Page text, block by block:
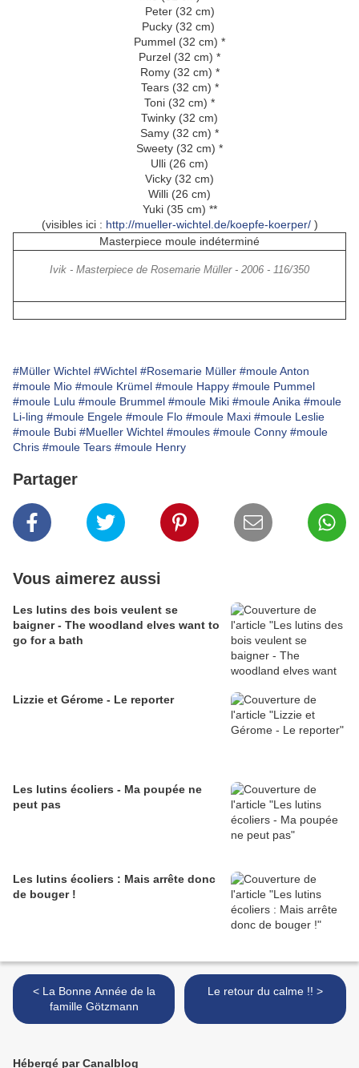
Peter (32 cm)
Pucky (32 cm)
Pummel (32 cm) *
Purzel (32 cm) *
Romy (32 cm) *
Tears (32 cm) *
Toni (32 cm) *
Twinky (32 cm)
Samy (32 cm) *
Sweety (32 cm) *
Ulli (26 cm)
Vicky (32 cm)
Willi (26 cm)
Yuki (35 cm) **
(visibles ici : http://mueller-wichtel.de/koepfe-koerper/)
Masterpiece moule indéterminé
Ivik - Masterpiece de Rosemarie Müller - 2006 - 116/350
#Müller Wichtel #Wichtel #Rosemarie Müller #moule Anton
#moule Mio #moule Krümel #moule Happy #moule Pummel
#moule Lulu #moule Brummel #moule Miki #moule Anika #moule
Li-ling #moule Engele #moule Flo #moule Maxi #moule Leslie
#moule Bubi #Mueller Wichtel #moules #moule Conny #moule
Chris #moule Tears #moule Henry
Partager
Vous aimerez aussi
Les lutins des bois veulent se
baigner - The woodland elves want to
go for a bath
Lizzie et Gérome - Le reporter
Les lutins écoliers - Ma poupée ne
peut pas
Les lutins écoliers : Mais arrête donc
de bouger !
< La Bonne Année de la
famille Götzmann
Le retour du calme !! >
Hébergé par Canalblog